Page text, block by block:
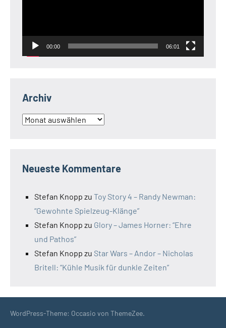
00:00 06:01
Archiv
Archiv
Neueste Kommentare
Stefan Knopp zu Toy Story 4 – Randy Newman:
“Gewohnte Spielzeug-Klänge”
Stefan Knopp zu Glory – James Horner: “Ehre
und Pathos”
Stefan Knopp zu Star Wars – Andor – Nicholas
Britell: “Kühle Musik für dunkle Zeiten”
WordPress-Theme: Occasio von ThemeZee.